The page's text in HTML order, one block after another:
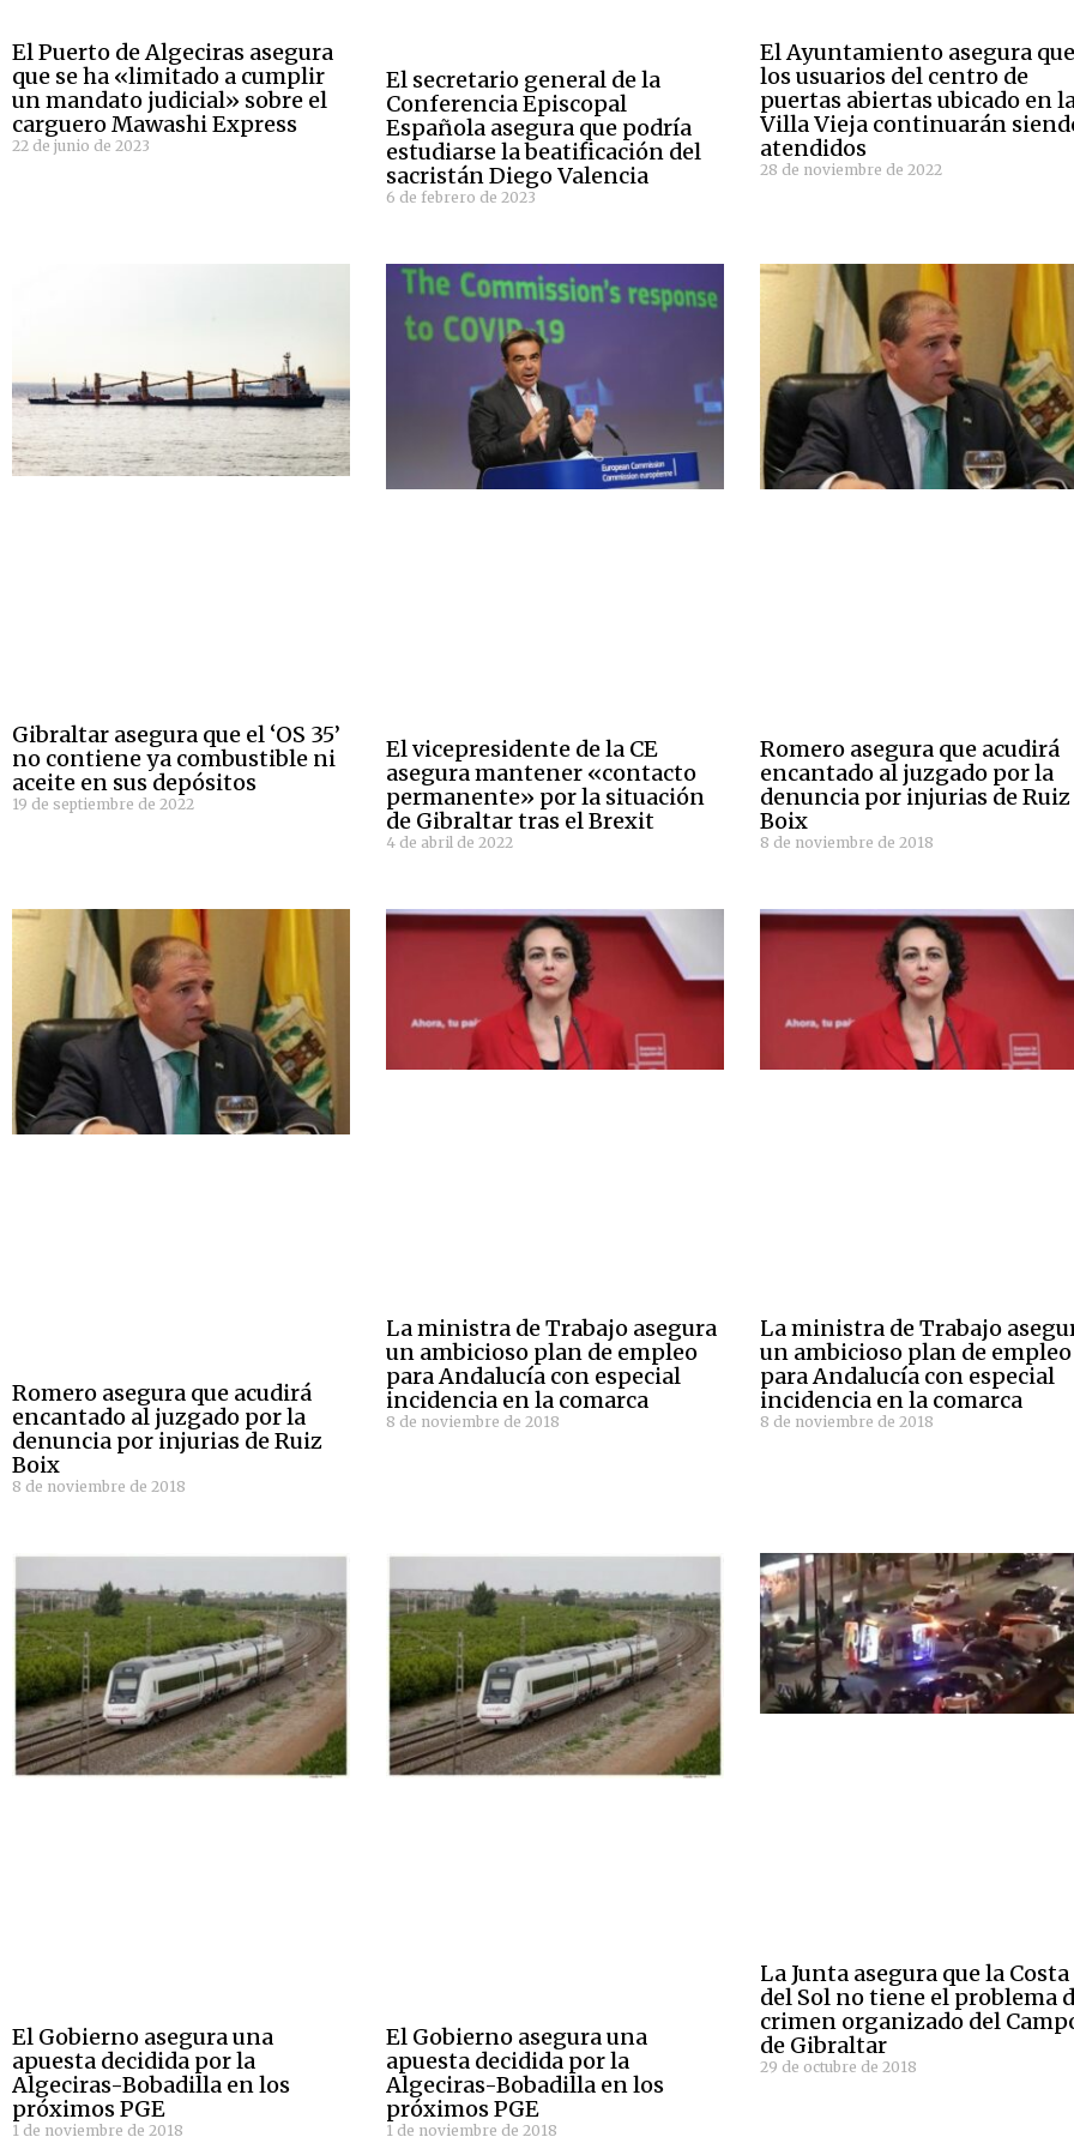
El Puerto de Algeciras asegura
que se ha «limitado a cumplir
un mandato judicial» sobre el
carguero Mawashi Express
22 de junio de 2023
El secretario general de la
Conferencia Episcopal
Española asegura que podría
estudiarse la beatificación del
sacristán Diego Valencia
6 de febrero de 2023
El Ayuntamiento asegura
los usuarios del centro de
puertas abiertas ubicado en
Villa Vieja continuarán
atendidos
28 de noviembre de 2022
Gibraltar asegura que el ‘OS 35’
no contiene ya combustible ni
aceite en sus depósitos
19 de septiembre de 2022
El vicepresidente de la CE
asegura mantener «contacto
permanente» por la situación
de Gibraltar tras el Brexit
4 de abril de 2022
Romero asegura que acudirá
encantado al juzgado por la
denuncia por injurias de Ruiz
Boix
8 de noviembre de 2018
Romero asegura que acudirá
encantado al juzgado por la
denuncia por injurias de Ruiz
Boix
8 de noviembre de 2018
La ministra de Trabajo asegura
un ambicioso plan de empleo
para Andalucía con especial
incidencia en la comarca
8 de noviembre de 2018
La ministra de Trabajo
un ambicioso plan de empleo
para Andalucía con especial
incidencia en la comarca
8 de noviembre de 2018
El Gobierno asegura una
apuesta decidida por la
Algeciras-Bobadilla en los
próximos PGE
1 de noviembre de 2018
El Gobierno asegura una
apuesta decidida por la
Algeciras-Bobadilla en los
próximos PGE
1 de noviembre de 2018
La Junta asegura que la Costa
del Sol no tiene el problema
crimen organizado del
de Gibraltar
29 de octubre de 2018